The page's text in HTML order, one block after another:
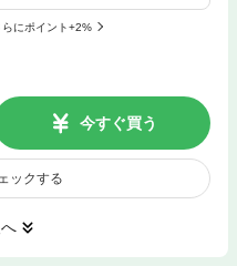
にポイント+2%
今すぐ買う
ックする